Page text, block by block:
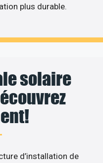
plus durable.
solaire
d’installation de